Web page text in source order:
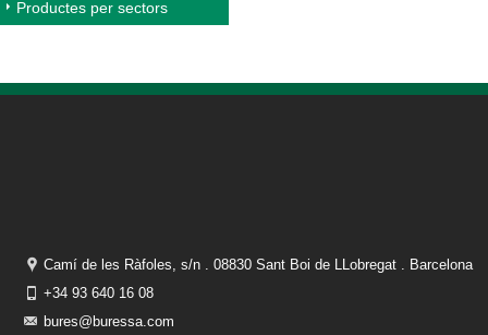
Productes per sectors
Camí de les Ràfoles, s/n . 08830 Sant Boi de LLobregat . Barcelona
+34 93 640 16 08
bures@buressa.com